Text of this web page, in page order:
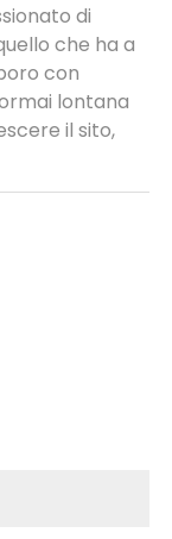
di
che ha a
con
lontana
il sito,